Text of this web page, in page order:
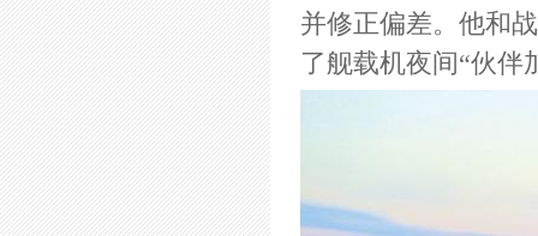
并修正偏差。他和
了舰载机夜间“伙伴